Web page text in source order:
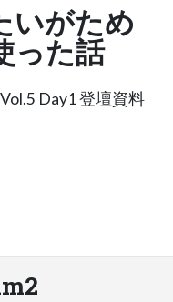
いがため
った話
Day1 登壇資料